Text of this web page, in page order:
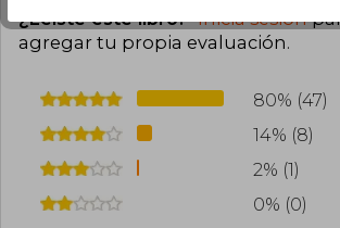
¿Leíste este libro? Inicia sesión
agregar tu propia evaluación.
80% (47)
14% (8)
2% (1)
0% (0)